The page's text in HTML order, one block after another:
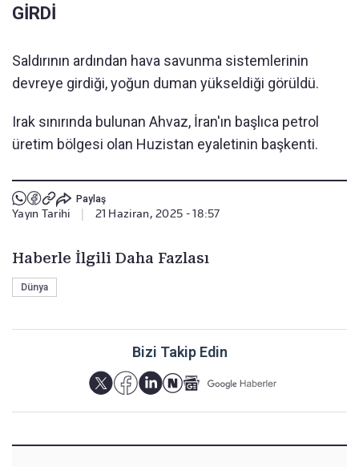
GİRDİ
Saldırının ardından hava savunma sistemlerinin
devreye girdiği, yoğun duman yükseldiği görüldü.
Irak sınırında bulunan Ahvaz, İran'ın başlıca petrol
üretim bölgesi olan Huzistan eyaletinin başkenti.
Paylaş
Yayın Tarihi 21 Haziran, 2025 - 18:57
Haberle İlgili Daha Fazlası
Dünya
Bizi Takip Edin